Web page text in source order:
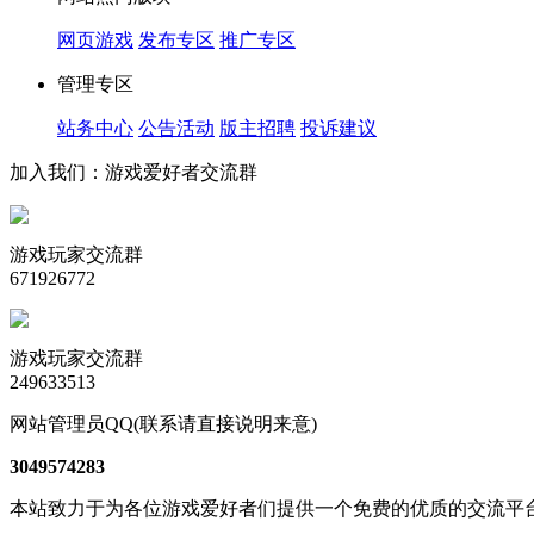
网页游戏 发布专区 推广专区
管理专区
站务中心 公告活动 版主招聘 投诉建议
加入我们：游戏爱好者交流群
游戏玩家交流群
671926772
游戏玩家交流群
249633513
网站管理员QQ(联系请直接说明来意)
3049574283
本站致力于为各位游戏爱好者们提供一个免费的优质的交流平